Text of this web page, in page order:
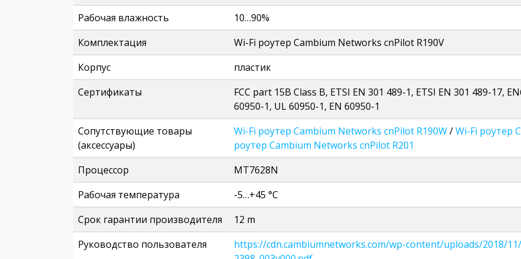
Рабочая влажность
10…90%
Комплектация
Wi-Fi роутер Cambium Networks cnPilot R190V
Корпус
пластик
Сертификаты
FCC part 15B Class B, ETSI EN 301 489-1, ETSI EN 301 489-17,
60950-1, UL 60950-1, EN 60950-1
Сопутствующие товары
(аксессуары)
Wi-Fi роутер Cambium Networks cnPilot R190W/Wi-Fi роутер
роутер Cambium Networks cnPilot R201
Процессор
MT7628N
Рабочая температура
-5…+45 °C
Срок гарантии производителя
12 m
Руководство пользователя
https://cdn.cambiumnetworks.com/wp-content/uploads/2018/